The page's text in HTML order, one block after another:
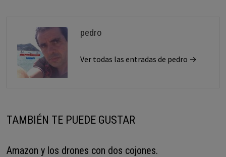
pedro
Ver todas las entradas de pedro →
TAMBIÉN TE PUEDE GUSTAR
Amazon y los drones con dos cojones.